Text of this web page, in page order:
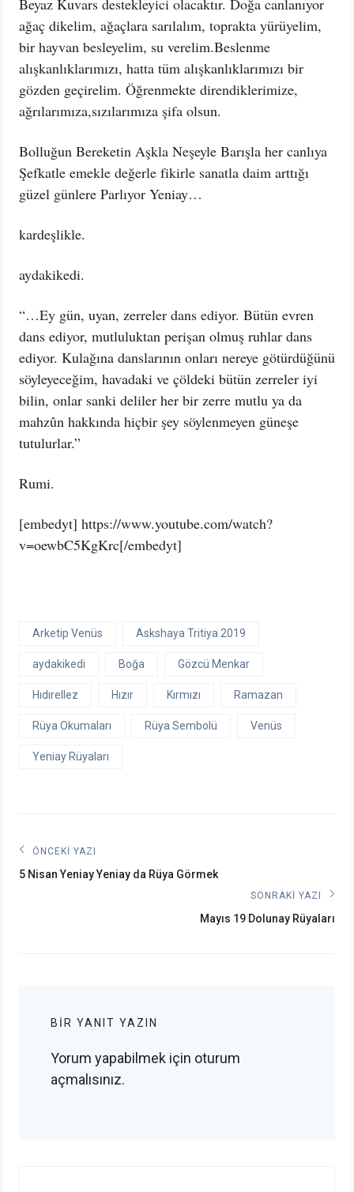
Beyaz Kuvars destekleyici olacaktır. Doğa canlanıyor
ağaç dikelim, ağaçlara sarılalım, toprakta yürüyelim,
bir hayvan besleyelim, su verelim.Beslenme
alışkanlıklarımızı, hatta tüm alışkanlıklarımızı bir
gözden geçirelim. Öğrenmekte direndiklerimize,
ağrılarımıza,sızılarımıza şifa olsun.
Bolluğun Bereketin Aşkla Neşeyle Barışla her canlıya
Şefkatle emekle değerle fikirle sanatla daim arttığı
güzel günlere Parlıyor Yeniay…
kardeşlikle.
aydakikedi.
“…Ey gün, uyan, zerreler dans ediyor. Bütün evren
dans ediyor, mutluluktan perişan olmuş ruhlar dans
ediyor. Kulağına danslarının onları nereye götürdüğünü
söyleyeceğim, havadaki ve çöldeki bütün zerreler iyi
bilin, onlar sanki deliler her bir zerre mutlu ya da
mahzûn hakkında hiçbir şey söylenmeyen güneşe
tutulurlar.”
Rumi.
[embedyt] https://www.youtube.com/watch?
v=oewbC5KgKrc[/embedyt]
Arketip Venüs Askshaya Tritiya 2019
aydakikedi Boğa Gözcü Menkar
Hıdırellez Hızır Kırmızı Ramazan
Rüya Okumaları Rüya Sembolü Venüs
Yeniay Rüyaları
Yazı
gezinmesi
ÖNCEKI YAZI
Önceki
5 Nisan Yeniay Yeniay da Rüya Görmek
SONRAKI YAZI
Sonraki
Mayıs 19 Dolunay Rüyaları
BIR YANIT YAZIN
Yorum yapabilmek için oturum
açmalısınız.